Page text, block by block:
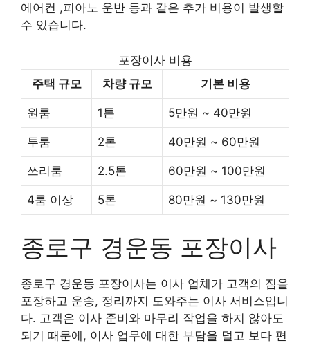
에어컨 ,피아노 운반 등과 같은 추가 비용이 발생할
수 있습니다.
포장이사 비용
주택 규모
차량 규모 기본 비용
원룸 1톤 5만원 ~ 40만원
투룸 2톤 40만원 ~ 60만원
쓰리룸 2.5톤 60만원 ~ 100만원
4룸 이상 5톤 80만원 ~ 130만원
종로구 경운동 포장이사
종로구 경운동 포장이사는 이사 업체가 고객의 짐을
포장하고 운송, 정리까지 도와주는 이사 서비스입니
다. 고객은 이사 준비와 마무리 작업을 하지 않아도
되기 때문에, 이사 업무에 대한 부담을 덜고 보다 편